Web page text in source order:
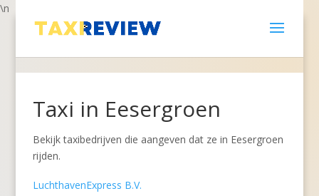
\n
Taxi in Eesergroen
Bekijk taxibedrijven die aangeven dat ze in Eesergroen
rijden.
LuchthavenExpress B.V.